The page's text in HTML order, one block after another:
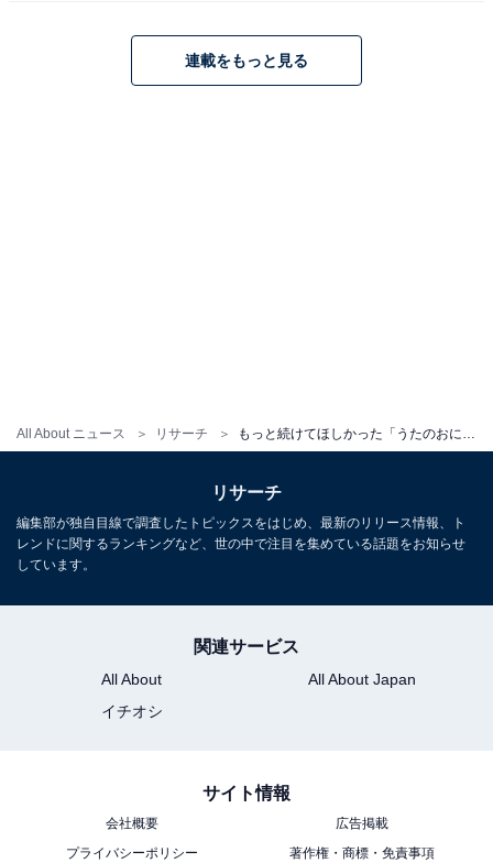
All About ニュース リサーチ
卒業後は『魔女の宅急便』で、再びミュージカル出演を
果たし、さらに俳優としての活動もスタート。現在はタ
レント・歌手として活躍しています。また、オフィシャ
ルブログでの発信にも力を注ぎ、現在の読者は18万人以
上。2019年には一般女性と結婚し、お子さんにも恵まれ
回答理由には「だいすけお兄さんが一番好きだったの
で、十分長くやっていただいたとは思いますが、もっと
見ていたかった」（山梨県、30代女性）、「子どもと一
島県、30代男性）、「たくみお姉さんとのペアが好きだ
ったから」（徳島県、30代女性）などの意見が寄せられ
ました。
連載をもっと見る
リサーチ
編集部が独自目線で調査したトピックスをはじめ、最新のリリース情報、ト
レンドに関するランキングなど、世の中で注目を集めている話題をお知らせ
しています。
関連サービス
All About
All About Japan
イチオシ
サイト情報
会社概要
広告掲載
プライバシーポリシー
著作権・商標・免責事項